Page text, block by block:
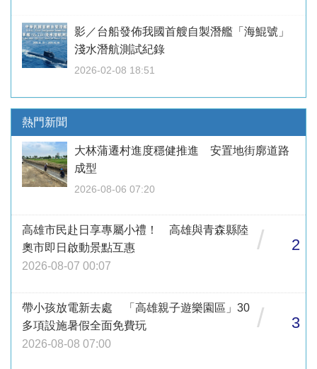
影／台船發佈我國首艘自製潛艦「海鯤號」
淺水潛航測試紀錄
2026-02-08 18:51
熱門新聞
大林蒲遷村進度穩健推進 安置地街廓道路
成型
2026-08-06 07:20
高雄市民赴日享專屬小禮！ 高雄與青森縣陸
奧市即日啟動景點互惠
2026-08-07 00:07
/ 2
帶小孩放電新去處 「高雄親子遊樂園區」30
多項設施暑假全面免費玩
2026-08-08 07:00
/ 3